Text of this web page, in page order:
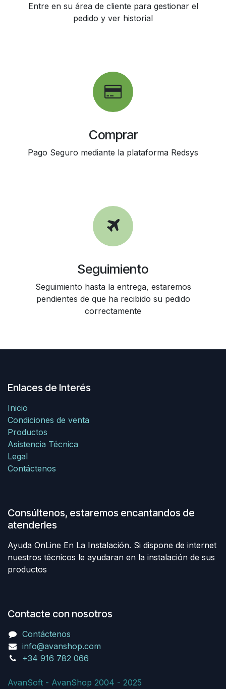
Entre en su área de cliente para gestionar el
pedido y ver historial
Comprar
Pago Seguro mediante la plataforma Redsys
Seguimiento
Seguimiento hasta la entrega, estaremos
pendientes de que ha recibido su pedido
correctamente
Enlaces de Interés
Inicio
Condiciones de venta
Productos
Asistencia Técnica
Legal
Contáctenos
Consúltenos, estaremos encantandos de
atenderles
Ayuda OnLine En La Instalación. Si dispone de internet
nuestros técnicos le ayudaran en la instalación de sus
productos
Contacte con nosotros
Contáctenos
info@avanshop.com
+34 916 782 066
AvanSoft - AvanShop 2004 - 2025